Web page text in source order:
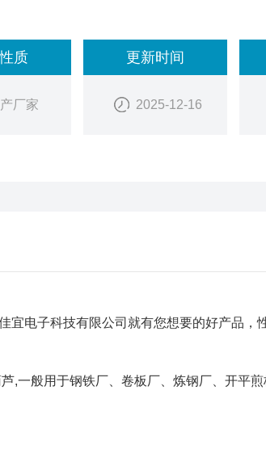
质
厂家
更新时间
2025-12-16
宜电子科技有限公司就有您想要的好产品，
,一般用于钢铁厂、卷板厂、炼钢厂、开平